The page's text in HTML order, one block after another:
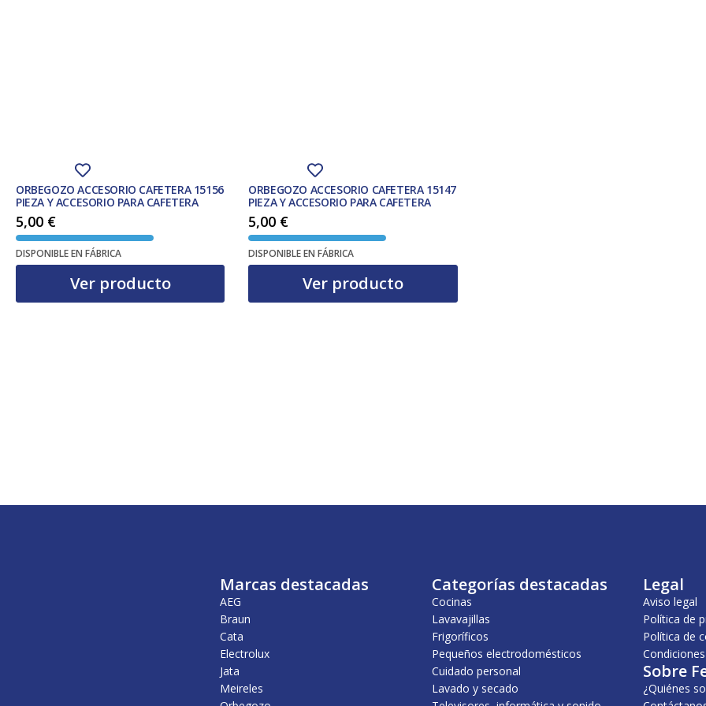
ORBEGOZO ACCESORIO CAFETERA 15156
PIEZA Y ACCESORIO PARA CAFETERA
5,00 €
DISPONIBLE EN FÁBRICA
Ver producto
ORBEGOZO ACCESORIO CAFETERA 15147
PIEZA Y ACCESORIO PARA CAFETERA
5,00 €
DISPONIBLE EN FÁBRICA
Ver producto
Marcas destacadas
AEG
Braun
Cata
Electrolux
Jata
Meireles
Categorías destacadas
Cocinas
Lavavajillas
Frigoríficos
Pequeños electrodomésticos
Cuidado personal
Lavado y secado
Legal
Aviso legal
Política de
Política de
Sobre
¿Quiénes